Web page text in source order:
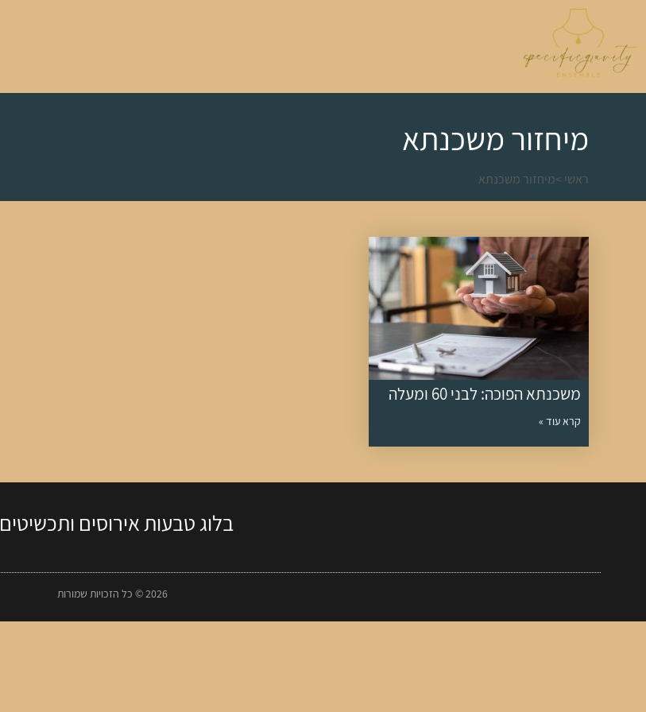
מיחזור משכנתא
ראשי >מיחזור משכנתא
משכנתא הפוכה: לבני 60 ומעלה
קרא עוד »
בלוג טבעות אירוסים ותכשיטים
2026 © כל הזכויות שמורות